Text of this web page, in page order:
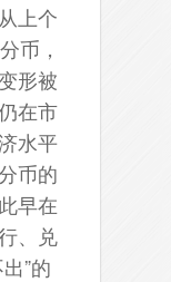
上个
币，
形被
在市
水平
币的
早在
、兑
”的